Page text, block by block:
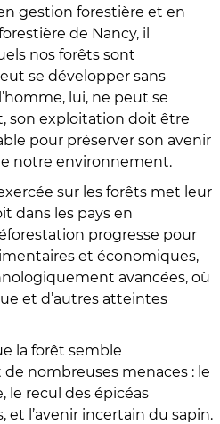
gestion forestière et en
de Nancy, il
nos forêts sont
se développer sans
lui, ne peut se
son exploitation doit être
pour préserver son avenir
notre environnement.
sur les forêts met leur
dans les pays en
progresse pour
et économiques,
avancées, où
et d’autres atteintes
la forêt semble
nombreuses menaces : le
le recul des épicéas
et l’avenir incertain du sapin.